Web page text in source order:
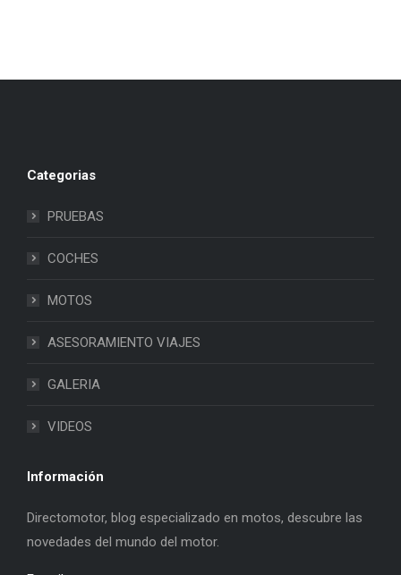
Categorias
PRUEBAS
COCHES
MOTOS
ASESORAMIENTO VIAJES
GALERIA
VIDEOS
Información
Directomotor, blog especializado en motos, descubre las
novedades del mundo del motor.